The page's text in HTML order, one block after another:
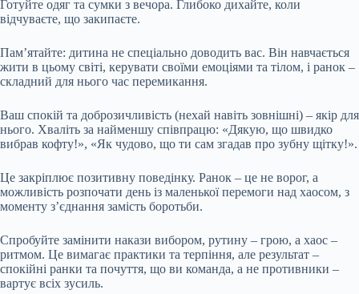
Готуйте одяг та сумки з вечора. Глибоко дихайте, коли
відчуваєте, що закипаєте.
Пам’ятайте: дитина не спеціально доводить вас. Він навчається
жити в цьому світі, керувати своїми емоціями та тілом, і ранок –
складний для нього час перемикання.
Ваш спокій та доброзичливість (нехай навіть зовнішні) – якір для
нього. Хваліть за найменшу співпрацю: «Дякую, що швидко
вибрав кофту!», «Як чудово, що ти сам згадав про зубну щітку!».
Це закріплює позитивну поведінку. Ранок – це не ворог, а
можливість розпочати день із маленької перемоги над хаосом, з
моменту з’єднання замість боротьби.
Спробуйте замінити накази вибором, рутину – грою, а хаос –
ритмом. Це вимагає практики та терпіння, але результат –
спокійні ранки та почуття, що ви команда, а не противники –
вартує всіх зусиль.